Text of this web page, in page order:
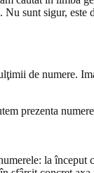
sunt sigur, este
de numere.
prezenta
la început